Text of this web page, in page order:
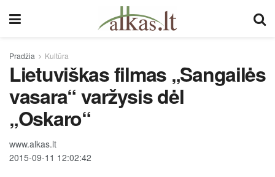
Pradžia Kultūra
Lietuviškas filmas „Sangailės
vasara“ varžysis dėl
„Oskaro“
www.alkas.lt
2015-09-11 12:02:42